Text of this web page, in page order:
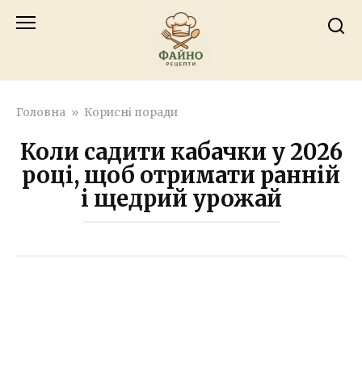
Головна » Корисні поради
Коли садити кабачки у 2026
році, щоб отримати ранній
і щедрий урожай